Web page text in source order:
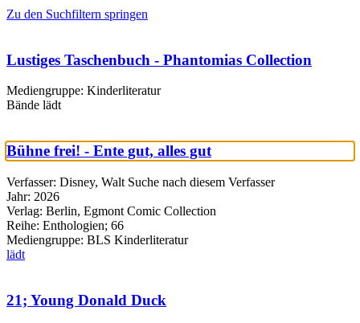
Zu den Suchfiltern springen
Lustiges Taschenbuch - Phantomias Collection
Mediengruppe: Kinderliteratur
Bände lädt
Bühne frei! - Ente gut, alles gut
Verfasser: Disney, Walt Suche nach diesem Verfasser
Jahr: 2026
Verlag: Berlin, Egmont Comic Collection
Reihe: Enthologien; 66
Mediengruppe: BLS Kinderliteratur
lädt
21; Young Donald Duck